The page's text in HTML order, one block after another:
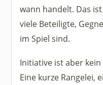
wann handelt. Das
viele Beteiligte,
im Spiel sind.
Initiative ist aber
Eine kurze Rangelei,